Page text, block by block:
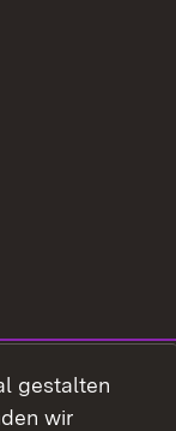
gestalten
wir